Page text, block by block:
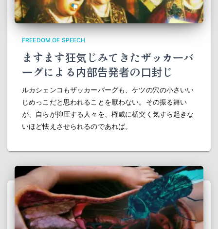
FREEDOM OF SPEECH
ますます狂気じみてきたザッカーバ
ーグによる内部告発者の口封じ
ルカシェンコもザッカーバーグも、ケツの穴の小さいい
じめっこだと思われることを厭わない。その振る舞い
が、自らが抑圧する人々を、権威に楯突く気すら起きな
いほど怯えさせられるのであれば。